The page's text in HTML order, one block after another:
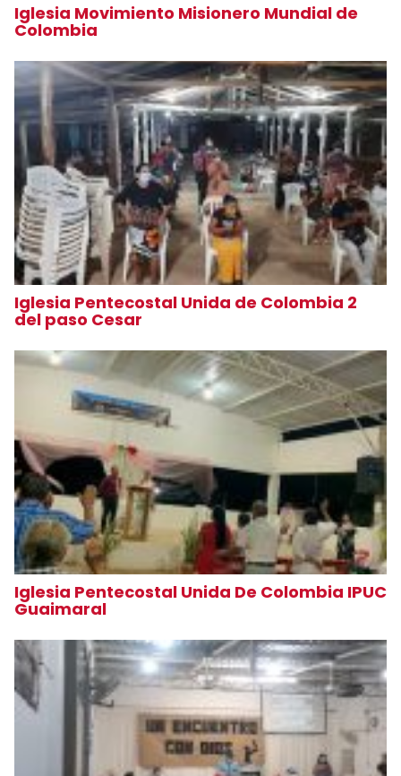
Iglesia Movimiento Misionero Mundial de
Colombia
Iglesia Pentecostal Unida de Colombia 2
del paso Cesar
Iglesia Pentecostal Unida De Colombia IPUC
Guaimaral